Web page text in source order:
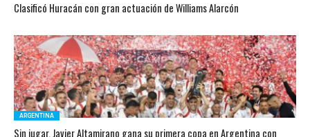
Clasificó Huracán con gran actuación de Williams Alarcón
ARGENTINA
Sin jugar, Javier Altamirano gana su primera copa en Argentina con